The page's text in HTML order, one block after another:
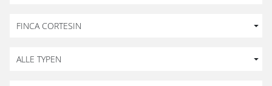
FINCA CORTESIN
ALLE TYPEN